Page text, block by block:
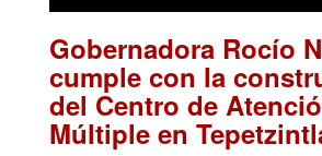
Gobernadora Rocío
cumple con la
del Centro de
Múltiple en